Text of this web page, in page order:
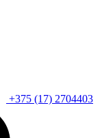
+375 (17) 2704403